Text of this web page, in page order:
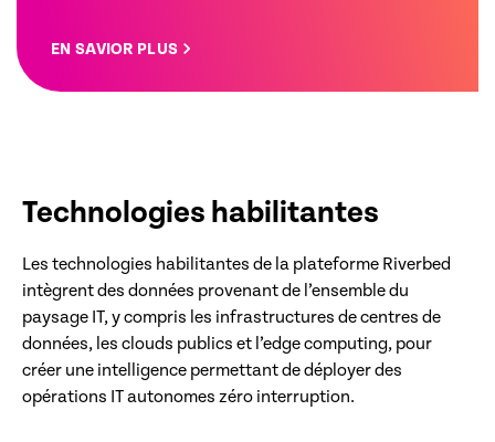
EN SAVIOR PLUS
Technologies habilitantes
Les technologies habilitantes de la plateforme Riverbed
intègrent des données provenant de l’ensemble du
paysage IT, y compris les infrastructures de centres de
données, les clouds publics et l’edge computing, pour
créer une intelligence permettant de déployer des
opérations IT autonomes zéro interruption.